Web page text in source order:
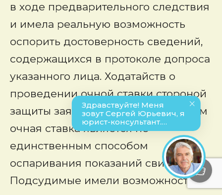
в ходе предварительного следствия
и имела реальную возможность
оспорить достоверность сведений,
содержащихся в протоколе допроса
указанного лица. Ходатайств о
проведении очной ставки стороной
защиты заявлено не было. При этом
очная ставка является не
единственным способом
оспаривания показаний свидетелей.
Подсудимые имели возможность